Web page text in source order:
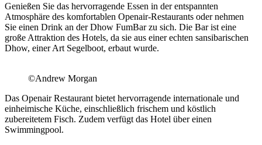
Genießen Sie das hervorragende Essen in der entspannten
Atmosphäre des komfortablen Openair-Restaurants oder nehmen
Sie einen Drink an der Dhow FumBar zu sich. Die Bar ist eine
große Attraktion des Hotels, da sie aus einer echten sansibarischen
Dhow, einer Art Segelboot, erbaut wurde.
©Andrew Morgan
Das Openair Restaurant bietet hervorragende internationale und
einheimische Küche, einschließlich frischem und köstlich
zubereitetem Fisch. Zudem verfügt das Hotel über einen
Swimmingpool.